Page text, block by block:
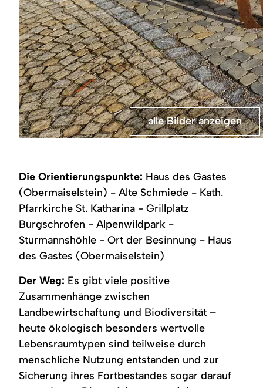
©
Acht
alle Bilder anzeigen
Infotafel
am
Wegesrand
bei
Obermaiselstein
alle Bilder anzeigen
Die Orientierungspunkte: Haus des Gastes
(Obermaiselstein) - Alte Schmiede - Kath.
Pfarrkirche St. Katharina - Grillplatz
Burgschrofen - Alpenwildpark -
Sturmannshöhle - Ort der Besinnung - Haus
des Gastes (Obermaiselstein)
Der Weg: Es gibt viele positive
Zusammenhänge zwischen
Landbewirtschaftung und Biodiversität –
heute ökologisch besonders wertvolle
Lebensraumtypen sind teilweise durch
menschliche Nutzung entstanden und zur
Sicherung ihres Fortbestandes sogar darauf